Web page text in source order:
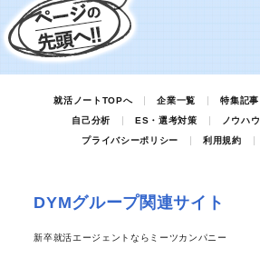
就活ノートTOPへ 企業一覧 特集記事
自己分析
ES・選考対策 ノウハウ
プライバシーポリシー
利用規約
DYMグループ関連サイト
新卒就活エージェントならミーツカンパニー